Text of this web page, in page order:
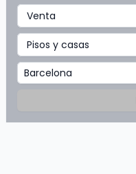
Barcelona